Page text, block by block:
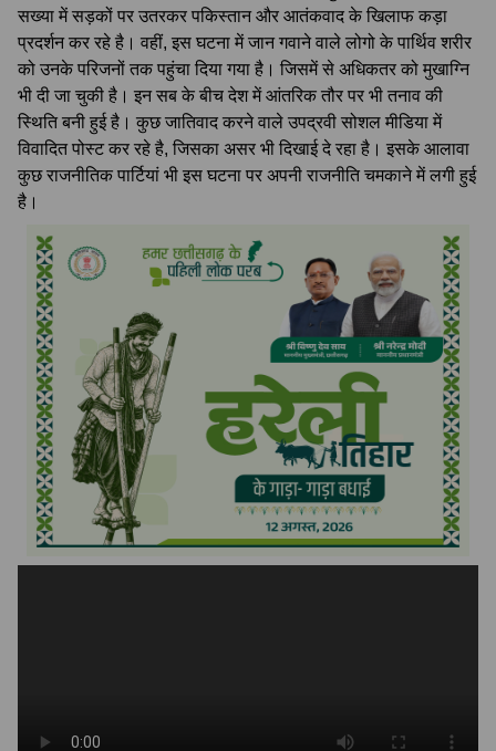
सख्या में सड़कों पर उतरकर पकिस्तान और आतंकवाद के खिलाफ कड़ा
प्रदर्शन कर रहे है। वहीं, इस घटना में जान गवाने वाले लोगो के पार्थिव शरीर
को उनके परिजनों तक पहुंचा दिया गया है। जिसमें से अधिकतर को मुखाग्नि
भी दी जा चुकी है। इन सब के बीच देश में आंतरिक तौर पर भी तनाव की
स्थिति बनी हुई है। कुछ जातिवाद करने वाले उपद्रवी सोशल मीडिया में
विवादित पोस्ट कर रहे है, जिसका असर भी दिखाई दे रहा है। इसके आलावा
कुछ राजनीतिक पार्टियां भी इस घटना पर अपनी राजनीति चमकाने में लगी हुई
है।